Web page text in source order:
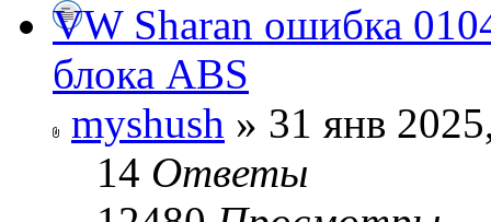
VW Sharan ошибка
блока ABS
myshush » 31 янв
14 Ответы